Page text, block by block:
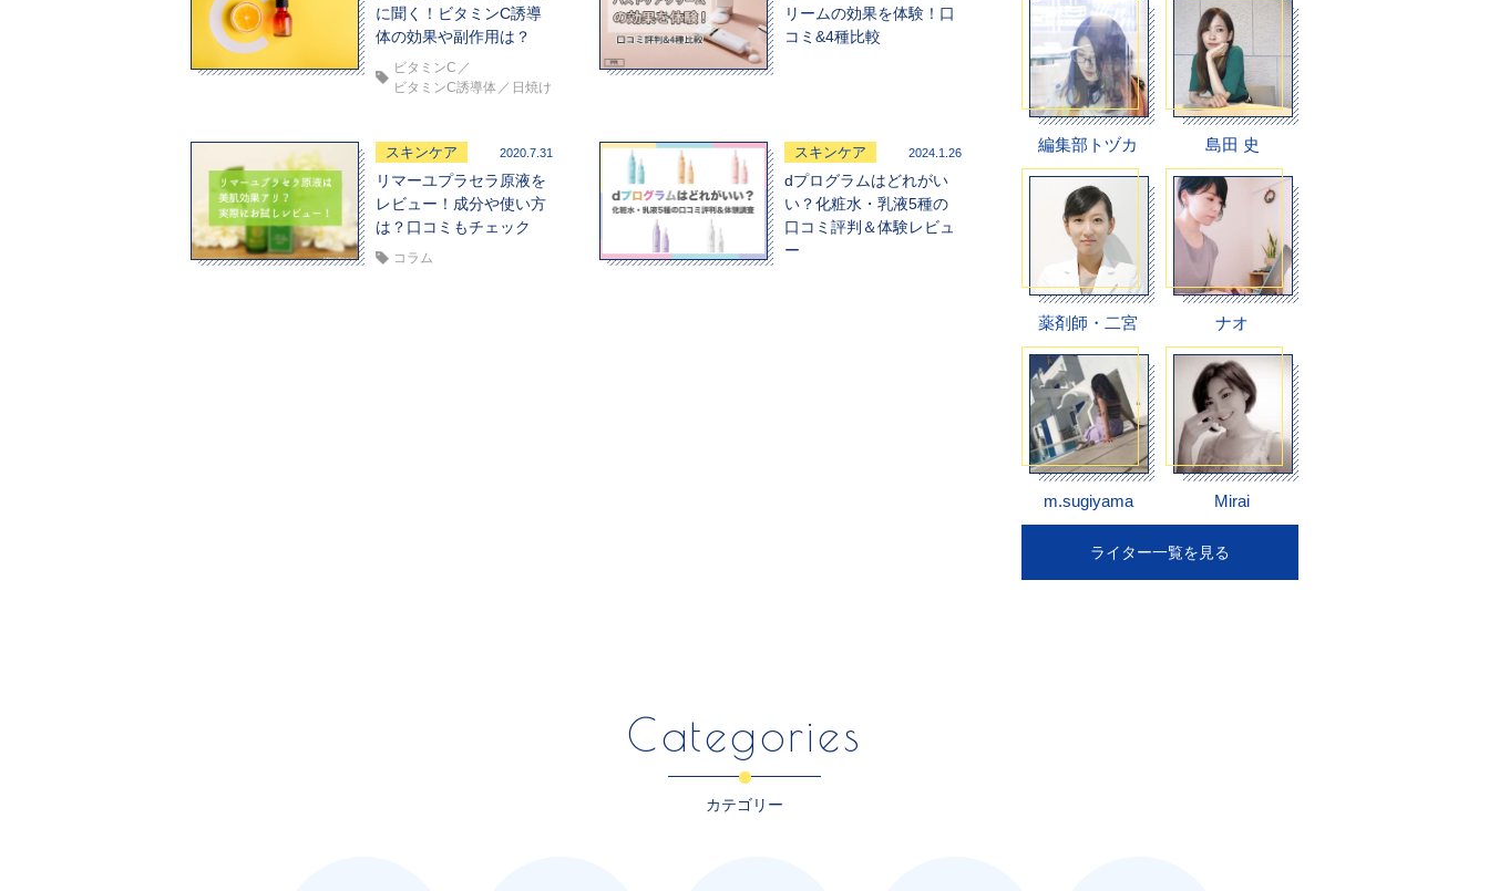
に聞く！ビタミンC誘導
体の効果や副作用は？
ビタミンC
ビタミンC誘導体
日焼け
リームの効果を体験！口
コミ&4種比較
スキンケア 2020.7.31
リマーユプラセラ原液を
レビュー！成分や使い方
は？口コミもチェック
コラム
スキンケア 2024.1.26
dプログラムはどれがい
い？化粧水・乳液5種の
口コミ評判＆体験レビュ
ー
編集部トヅカ 島田 史
薬剤師・二宮 ナオ
m.sugiyama Mirai
ライター一覧を見る
Categories
カテゴリー